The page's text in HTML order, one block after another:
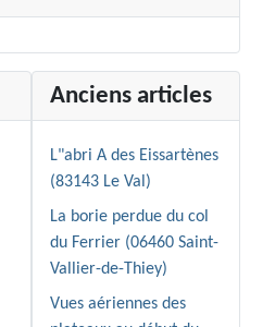
Anciens articles
L"abri A des Eissartènes
(83143 Le Val)
La borie perdue du col
du Ferrier (06460 Saint-
Vallier-de-Thiey)
Vues aériennes des